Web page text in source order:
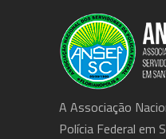
A Associação
Polícia Federal em